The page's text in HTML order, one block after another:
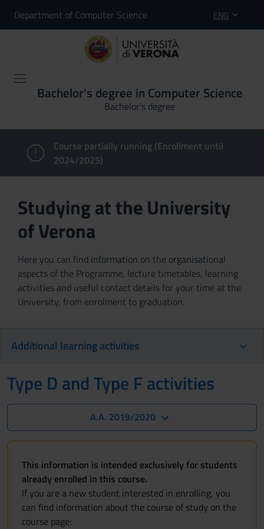
Department of Computer Science ENG
Bachelor's degree in Computer Science
Bachelor's degree
Course partially running (Enrollment until
2024/2025)
Studying at the University
of Verona
Here you can find information on the organisational
aspects of the Programme, lecture timetables, learning
activities and useful contact details for your time at the
University, from enrolment to graduation.
Additional learning activities
Type D and Type F activities
A.A. 2019/2020
This information is intended exclusively for students
already enrolled in this course.
If you are a new student interested in enrolling, you
can find information about the course of study on the
course page: